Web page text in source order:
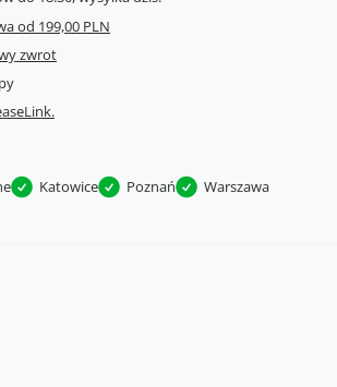
od 199,00 PLN
zwrot
Katowice Poznań Warszawa